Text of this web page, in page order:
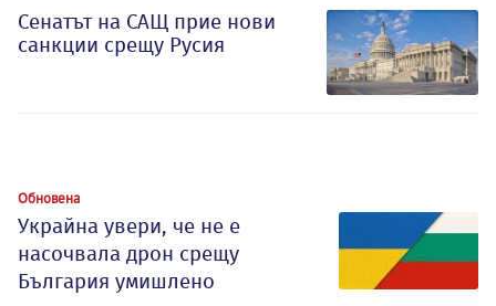
Сенатът на САЩ прие нови
санкции срещу Русия
Обновена
Украйна увери, че не е
насочвала дрон срещу
България умишлено